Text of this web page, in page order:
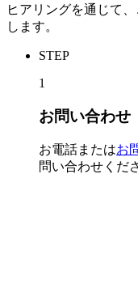
ヒアリングを通じて
します。
STEP
1
お問い合わせ
お電話またはお
問い合わせくだ